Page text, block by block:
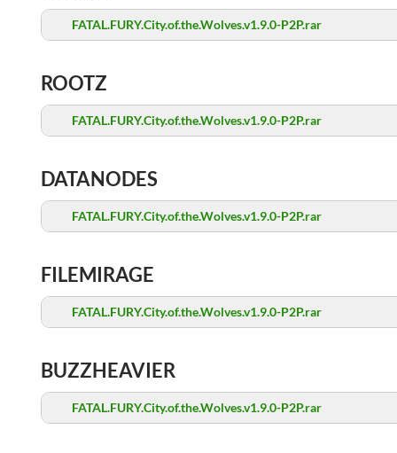
FATAL.FURY.City.of.the.Wolves.v1.9.0-P2P.rar
ROOTZ
FATAL.FURY.City.of.the.Wolves.v1.9.0-P2P.rar
DATANODES
FATAL.FURY.City.of.the.Wolves.v1.9.0-P2P.rar
FILEMIRAGE
FATAL.FURY.City.of.the.Wolves.v1.9.0-P2P.rar
BUZZHEAVIER
FATAL.FURY.City.of.the.Wolves.v1.9.0-P2P.rar